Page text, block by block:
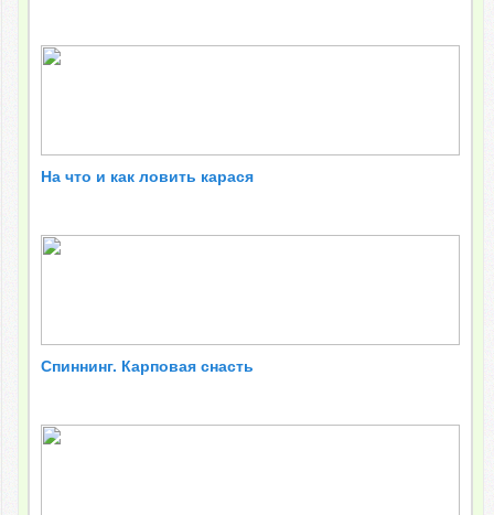
На что и как ловить карася
Спиннинг. Карповая снасть